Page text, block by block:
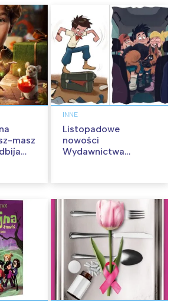
masz
INNE
Listopadowe
nowości
Wydawnictwa